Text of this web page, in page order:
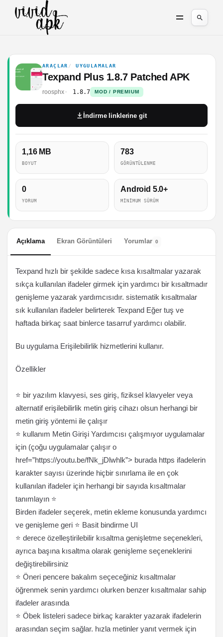
ARAÇLAR UYGULAMALAR
Texpand Plus 1.8.7 Patched APK
roosphx 1.8.7 MOD / PREMIUM
1,16 MB
BOYUT
783
GÖRÜNTÜLENME
0
YORUM
Android 5.0+
MINIMUM SÜRÜM
İndirme linklerine git
Açıklama Ekran Görüntüleri Yorumlar 0
Texpand hızlı bir şekilde sadece kısa kısaltmalar yazarak
sıkça kullanılan ifadeler girmek için yardımcı bir kısaltmadır
genişleme yazarak yardımcısıdır. sistematik kısaltmalar
sık ​​kullanılan ifadeler belirterek Texpand Eğer tuş ve
haftada birkaç saat binlerce tasarruf yardımcı olabilir.
Bu uygulama Erişilebilirlik hizmetlerini kullanır.
Özellikler
⭐️ bir yazılım klavyesi, ses giriş, fiziksel klavyeler veya
alternatif erişilebilirlik metin giriş cihazı olsun herhangi bir
metin giriş yöntemi ile çalışır
⭐️ kullanım Metin Girişi Yardımcısı çalışmıyor uygulamalar
için (çoğu uygulamalar çalışır o
href=”https://youtu.be/fNk_jDlwhlk”> burada https ifadelerin
karakter sayısı üzerinde hiçbir sınırlama ile en çok
kullanılan ifadeler için herhangi bir sayıda kısaltmalar
tanımlayın ⭐️
Birden ifadeler seçerek, metin ekleme konusunda yardımcı
ve genişleme geri ⭐️ Basit bindirme UI
⭐️ derece özelleştirilebilir kısaltma genişletme seçenekleri,
ayrıca başına kısaltma olarak genişleme seçeneklerini
değiştirebilirsiniz
⭐️ Öneri pencere bakalım seçeceğiniz kısaltmalar
öğrenmek senin yardımcı olurken benzer kısaltmalar sahip
ifadeler arasında
⭐️ Öbek listeleri sadece birkaç karakter yazarak ifadelerin
arasından seçim sağlar. hızla metinler yanıt vermek için